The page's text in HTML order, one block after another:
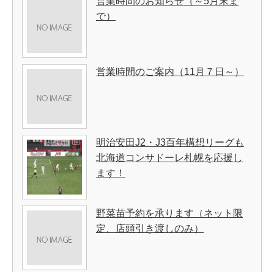
で）
営業時間のご案内（11月７日～）
明治安田J2・J3百年構想リーグも
北海道コンサドーレ札幌を応援し
ます！
野菜苗予約を承ります（ネット限
定、店頭引き渡しのみ）